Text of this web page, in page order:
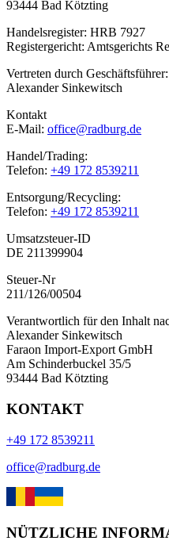
93444 Bad Kötzting
Handelsregister: HRB 7927
Registergericht: Amtsgerichts
Vertreten durch Geschäftsführer:
Alexander Sinkewitsch
Kontakt
E-Mail: office@radburg.de
Handel/Trading:
Telefon: +49 172 8539211
Entsorgung/Recycling:
Telefon: +49 172 8539211
Umsatzsteuer-ID
DE 211399904
Steuer-Nr
211/126/00504
Verantwortlich für den Inhalt
Alexander Sinkewitsch
Faraon Import-Export GmbH
Am Schinderbuckel 35/5
93444 Bad Kötzting
KONTAKT
+49 172 8539211
office@radburg.de
NÜTZLICHE